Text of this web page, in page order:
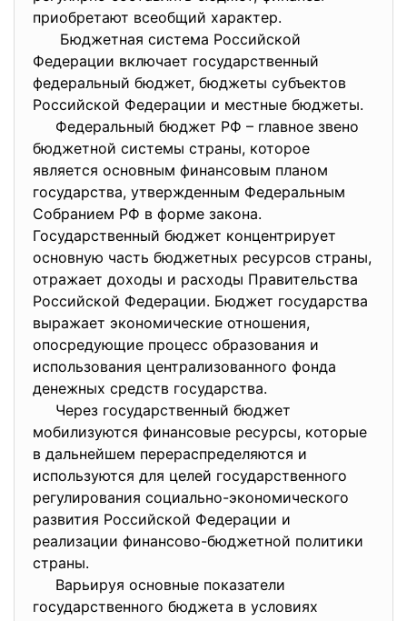
приобретают всеобщий характер.
Бюджетная система Российской
Федерации включает государственный
федеральный бюджет, бюджеты субъектов
Российской Федерации и местные бюджеты.
Федеральный бюджет РФ – главное звено
бюджетной системы страны, которое
является основным финансовым планом
государства, утвержденным Федеральным
Собранием РФ в форме закона.
Государственный бюджет концентрирует
основную часть бюджетных ресурсов страны,
отражает доходы и расходы Правительства
Российской Федерации. Бюджет государства
выражает экономические отношения,
опосредующие процесс образования и
использования централизованного фонда
денежных средств государства.
Через государственный бюджет
мобилизуются финансовые ресурсы, которые
в дальнейшем перераспределяются и
используются для целей государственного
регулирования социально-экономического
развития Российской Федерации и
реализации финансово-бюджетной политики
страны.
Варьируя основные показатели
государственного бюджета в условиях